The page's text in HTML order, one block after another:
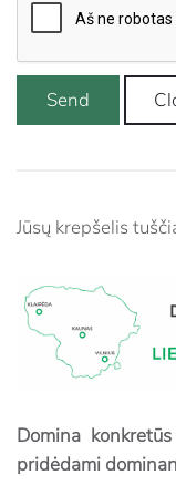
Send
Jūsų krepšelis
Domina
pridėdami